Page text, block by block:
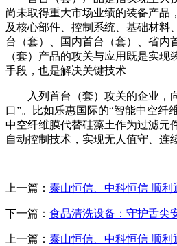
尚未取得重大市场业绩的装备产品
及核心部件、控制系统、基础材料
台（套）、国内首台（套）、省内
（套）产品的攻关与应用既是实现
手段，也是解决关键技术
入列首台（套）攻关的企业，向
口”。比如乐惠国际的“智能中空纤
中空纤维膜代替硅藻土作为过滤元
自动控制技术，实现无人值守、连
上一篇： 泰山恒信、中科恒信 顺利
下一篇： 食品清洗设备：守护舌尖
上一篇： 泰山恒信、中科恒信 顺利